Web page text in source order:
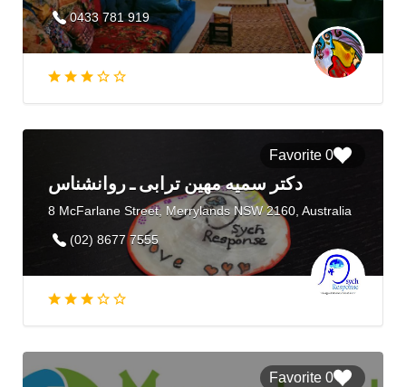
0433 781 919
0 Favorite
دکتر سمیه مهین ترابی ـ روانشناس
8 McFarlane Street, Merrylands NSW 2160, Australia
(02) 8677 7555
0 Favorite